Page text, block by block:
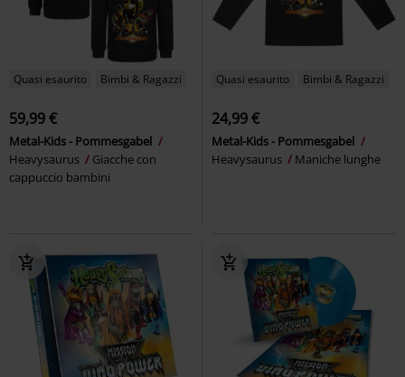
Quasi esaurito Bimbi & Ragazzi
59,99 €
Metal-Kids - Pommesgabel
Heavysaurus
Giacche con
cappuccio bambini
Quasi esaurito Bimbi & Ragazzi
24,99 €
Metal-Kids - Pommesgabel
Heavysaurus
Maniche lunghe